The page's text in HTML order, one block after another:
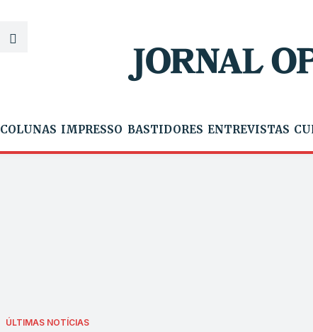
COLUNAS IMPRESSO BASTIDORES ENTREVISTAS
ÚLTIMAS NOTÍCIAS